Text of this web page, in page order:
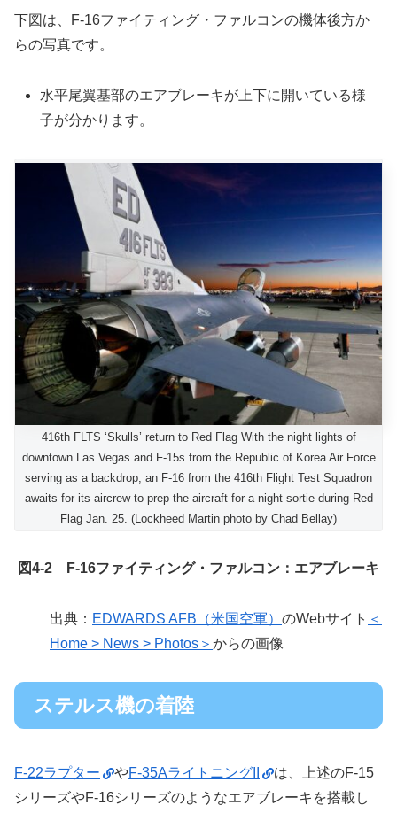
下図は、F-16ファイティング・ファルコンの機体後方か
らの写真です。
水平尾翼基部のエアブレーキが上下に開いている様
子が分かります。
416th FLTS ‘Skulls’ return to Red Flag With the night lights of
downtown Las Vegas and F-15s from the Republic of Korea Air Force
serving as a backdrop, an F-16 from the 416th Flight Test Squadron
awaits for its aircrew to prep the aircraft for a night sortie during Red
Flag Jan. 25. (Lockheed Martin photo by Chad Bellay)
図4-2 F-16ファイティング・ファルコン：エアブレーキ
出典： EDWARDS AFB（米国空軍） のWebサイト ＜
Home > News > Photos＞ からの画像
ステルス機の着陸
F-22ラプター やF-35AライトニングII
は、上述のF-15
シリーズやF-16シリーズのようなエアブレーキを搭載し